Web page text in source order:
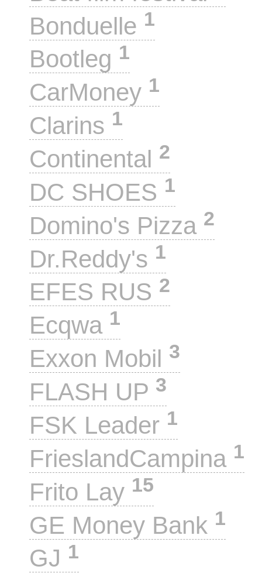
Bonduelle 1
Bootleg 1
CarMoney 1
Clarins 1
Continental 2
DC SHOES 1
Domino's Pizza 2
Dr.Reddy's 1
EFES RUS 2
Ecqwa 1
Exxon Mobil 3
FLASH UP 3
FSK Leader 1
FrieslandCampina 1
Frito Lay 15
GE Money Bank 1
GJ 1